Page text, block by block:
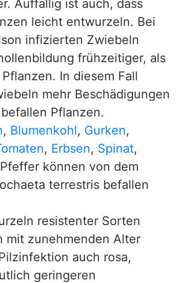
Auffällig ist auch, dass
leicht entwurzeln. Bei
infizierten Zwiebeln
frühzeitiger, als
In diesem Fall
mehr Beschädigungen
Pflanzen.
, Blumenkohl, Gurken,
, Erbsen, Spinat,
können von dem
terrestris befallen
resistenter Sorten
mit zunehmenden Alter
auch rosa,
geringeren